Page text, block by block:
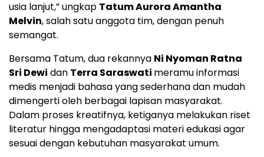
usia lanjut,” ungkap Tatum Aurora Amantha
Melvin, salah satu anggota tim, dengan penuh
semangat.
Bersama Tatum, dua rekannya Ni Nyoman Ratna
Sri Dewi dan Terra Saraswati meramu informasi
medis menjadi bahasa yang sederhana dan mudah
dimengerti oleh berbagai lapisan masyarakat.
Dalam proses kreatifnya, ketiganya melakukan riset
literatur hingga mengadaptasi materi edukasi agar
sesuai dengan kebutuhan masyarakat umum.